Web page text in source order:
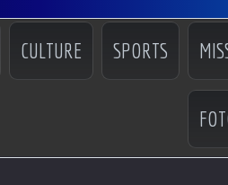
CULTURE SPORTS